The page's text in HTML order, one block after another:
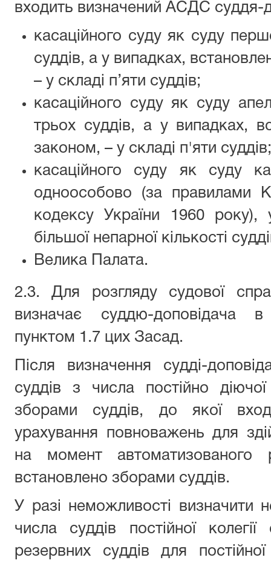
входить визначений АСДС суддя-
касаційного суду як суду
суддів, а у випадках,
– у складі п’яти суддів;
касаційного суду як суду
трьох суддів, а у випадках,
законом, – у складі п'яти суддів;
касаційного суду як суду
одноособово (за правилами
кодексу України 1960 року),
більшої непарної кількості
Велика Палата.
2.3. Для розгляду судової
визначає суддю-доповідача
пунктом 1.7 цих Засад.
Після визначення судді-
суддів з числа постійно діючої
зборами суддів, до якої
урахування повноважень для
на момент
встановлено зборами суддів.
У разі неможливості визначити
числа суддів постійної
резервних суддів для постійної